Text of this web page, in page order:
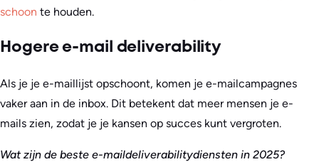
schoon te houden.
Hogere e-mail deliverability
Als je je e-maillijst opschoont, komen je e-mailcampagnes
vaker aan in de inbox. Dit betekent dat meer mensen je e-
mails zien, zodat je je kansen op succes kunt vergroten.
Wat zijn de beste e-maildeliverabilitydiensten in 2025?